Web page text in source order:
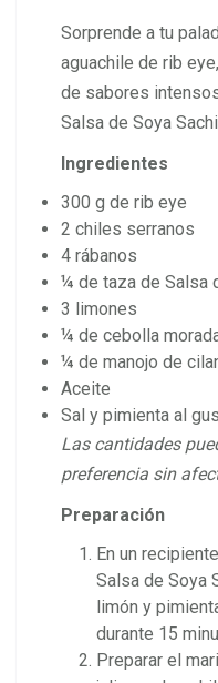
Sorprende a tu
aguachile de rib
de sabores
Salsa de Soya
Ingredientes
300 g de rib eye
2 chiles serranos
4 rábanos
¼ de taza de Salsa
3 limones
¼ de cebolla
¼ de manojo de
Aceite
Sal y pimienta al
Las cantidades
preferencia sin
Preparación
En un
Salsa de Soya
limón y
durante 15
Preparar el